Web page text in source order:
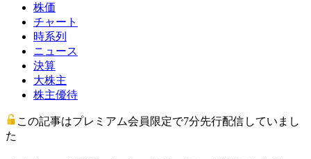
株価
チャート
時系列
ニュース
決算
大株主
株主優待
この記事はプレミアム会員限定で7分先行配信していまし
た